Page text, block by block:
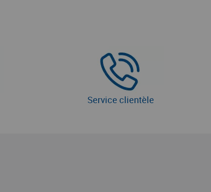
Service clientèle